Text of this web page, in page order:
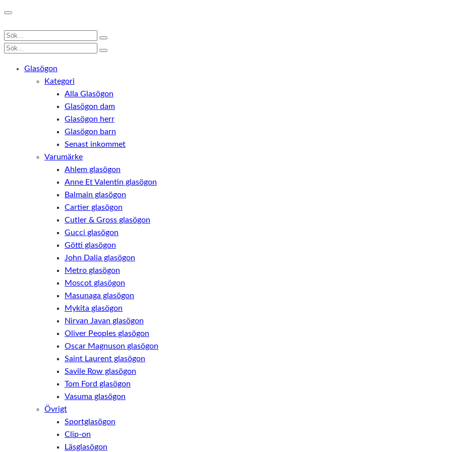
Glasögon
Kategori
Alla Glasögon
Glasögon dam
Glasögon herr
Glasögon barn
Senast inkommet
Varumärke
Ahlem glasögon
Anne Et Valentin glasögon
Balmain glasögon
Cartier glasögon
Cutler & Gross glasögon
Gucci glasögon
Götti glasögon
John Dalia glasögon
Metro glasögon
Moscot glasögon
Masunaga glasögon
Mykita glasögon
Nirvan Javan glasögon
Oliver Peoples glasögon
Oscar Magnuson glasögon
Saint Laurent glasögon
Savile Row glasögon
Tom Ford glasögon
Vasuma glasögon
Övrigt
Sportglasögon
Clip-on
Läsglasögon